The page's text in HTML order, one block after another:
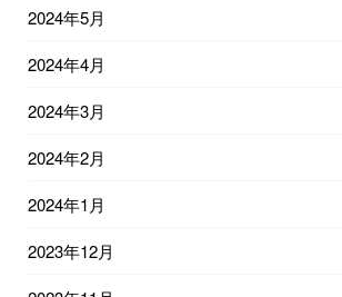
2024年5月
2024年4月
2024年3月
2024年2月
2024年1月
2023年12月